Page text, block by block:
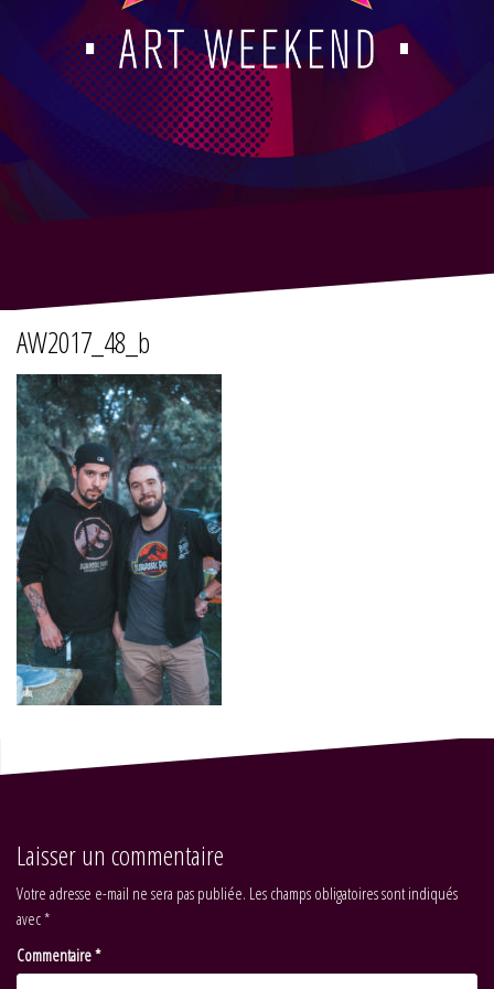
AW2017_48_b
Laisser un commentaire
Votre adresse e-mail ne sera pas publiée. Les champs obligatoires sont indiqués
avec*
Commentaire*